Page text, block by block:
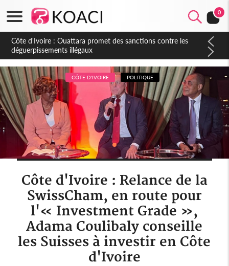
0
Côte d'Ivoire : Ouattara promet des sanctions contre les
déguerpissements illégaux
CÔTE D'IVOIRE POLITIQUE
Côte d'Ivoire : Relance de la
SwissCham, en route pour
l'« Investment Grade »,
Adama Coulibaly conseille
les Suisses à investir en Côte
d'Ivoire